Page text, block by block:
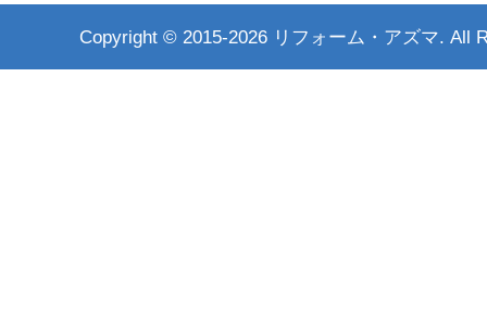
Copyright © 2015-2026 リフォーム・アズマ. All